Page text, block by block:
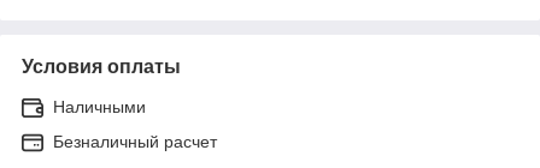
Условия оплаты
Наличными
Безналичный расчет